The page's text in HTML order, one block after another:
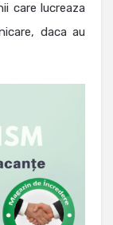
care lucreaza
daca au